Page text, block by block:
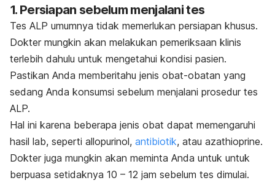
1. Persiapan sebelum menjalani tes
Tes ALP umumnya tidak memerlukan persiapan khusus.
Dokter mungkin akan melakukan pemeriksaan klinis
terlebih dahulu untuk mengetahui kondisi pasien.
Pastikan Anda memberitahu jenis obat-obatan yang
sedang Anda konsumsi sebelum menjalani prosedur tes
ALP.
Hal ini karena beberapa jenis obat dapat memengaruhi
hasil lab, seperti allopurinol, antibiotik, atau azathioprine.
Dokter juga mungkin akan meminta Anda untuk untuk
berpuasa setidaknya 10 – 12 jam sebelum tes dimulai.